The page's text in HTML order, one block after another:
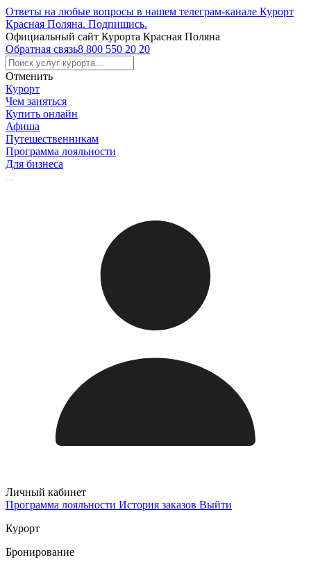
Ответы на любые вопросы в нашем телеграм-канале Курорт
Красная Поляна. Подпишись.
Официальный сайт Курорта Красная Поляна
Обратная связь8 800 550 20 20
Отменить
Курорт
Чем заняться
Купить онлайн
Афиша
Путешественникам
Программа лояльности
Для бизнеса
Личный кабинет
Программа лояльности История заказов Выйти
Курорт
Бронирование